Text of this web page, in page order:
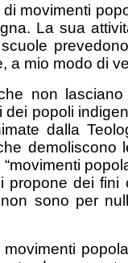
movimenti
La sua
a mio modo di
non
popoli
dalla
demoliscono
dei fini
sono per